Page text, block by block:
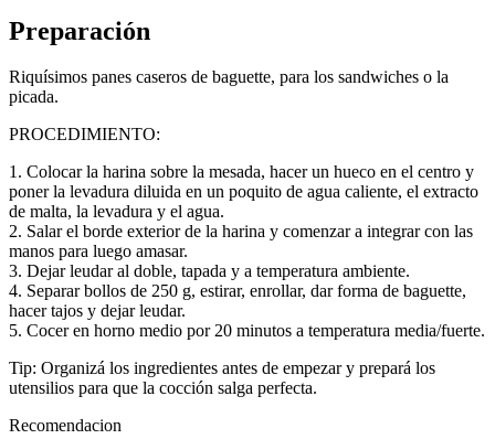
Preparación
Riquísimos panes caseros de baguette, para los sandwiches o la
picada.
PROCEDIMIENTO:
1. Colocar la harina sobre la mesada, hacer un hueco en el centro y
poner la levadura diluida en un poquito de agua caliente, el extracto
de malta, la levadura y el agua.
2. Salar el borde exterior de la harina y comenzar a integrar con las
manos para luego amasar.
3. Dejar leudar al doble, tapada y a temperatura ambiente.
4. Separar bollos de 250 g, estirar, enrollar, dar forma de baguette,
hacer tajos y dejar leudar.
5. Cocer en horno medio por 20 minutos a temperatura media/fuerte.
Tip: Organizá los ingredientes antes de empezar y prepará los
utensilios para que la cocción salga perfecta.
Recomendacion